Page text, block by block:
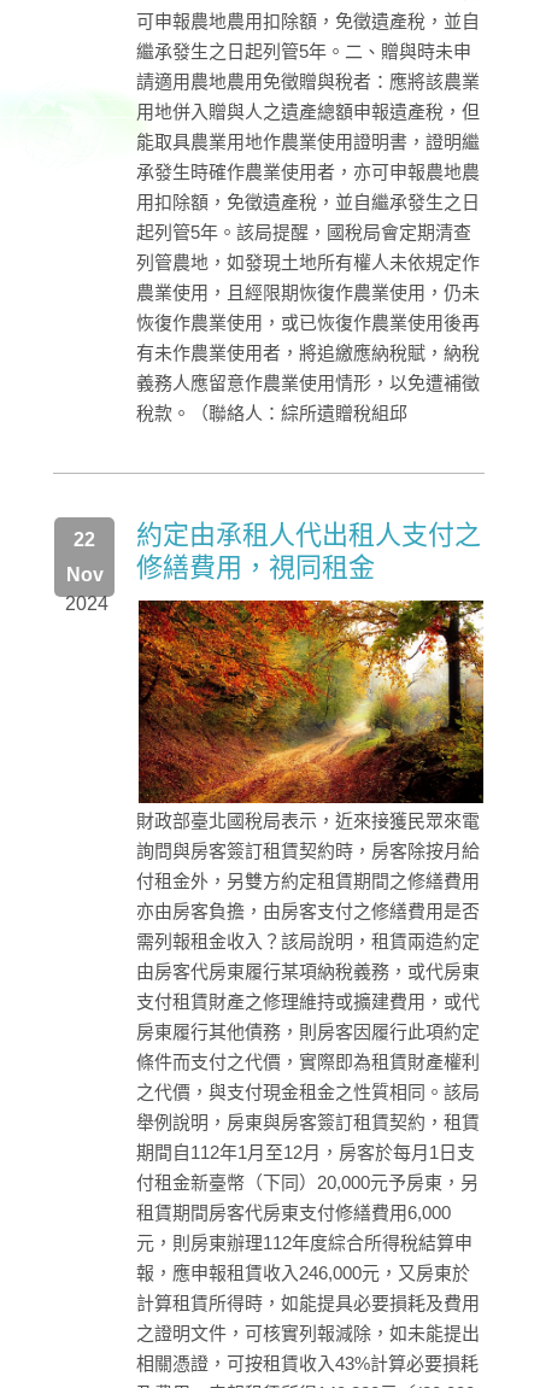
可申報農地農用扣除額，免徵遺產稅，並自
繼承發生之日起列管5年。二、贈與時未申
請適用農地農用免徵贈與稅者：應將該農業
用地併入贈與人之遺產總額申報遺產稅，但
能取具農業用地作農業使用證明書，證明繼
承發生時確作農業使用者，亦可申報農地農
用扣除額，免徵遺產稅，並自繼承發生之日
起列管5年。該局提醒，國稅局會定期清查
列管農地，如發現土地所有權人未依規定作
農業使用，且經限期恢復作農業使用，仍未
恢復作農業使用，或已恢復作農業使用後再
有未作農業使用者，將追繳應納稅賦，納稅
義務人應留意作農業使用情形，以免遭補徵
稅款。（聯絡人：綜所遺贈稅組邱
2024
22
Nov
約定由承租人代出租人支付之
修繕費用，視同租金
財政部臺北國稅局表示，近來接獲民眾來電
詢問與房客簽訂租賃契約時，房客除按月給
付租金外，另雙方約定租賃期間之修繕費用
亦由房客負擔，由房客支付之修繕費用是否
需列報租金收入？該局說明，租賃兩造約定
由房客代房東履行某項納稅義務，或代房東
支付租賃財產之修理維持或擴建費用，或代
房東履行其他債務，則房客因履行此項約定
條件而支付之代價，實際即為租賃財產權利
之代價，與支付現金租金之性質相同。該局
舉例說明，房東與房客簽訂租賃契約，租賃
期間自112年1月至12月，房客於每月1日支
付租金新臺幣（下同）20,000元予房東，另
租賃期間房客代房東支付修繕費用6,000
元，則房東辦理112年度綜合所得稅結算申
報，應申報租賃收入246,000元，又房東於
計算租賃所得時，如能提具必要損耗及費用
之證明文件，可核實列報減除，如未能提出
相關憑證，可按租賃收入43%計算必要損耗